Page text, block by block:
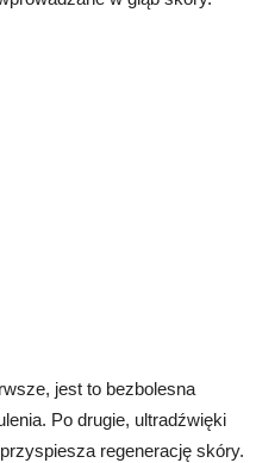
jest to bezbolesna
Po drugie, ultradźwięki
regenerację skóry.